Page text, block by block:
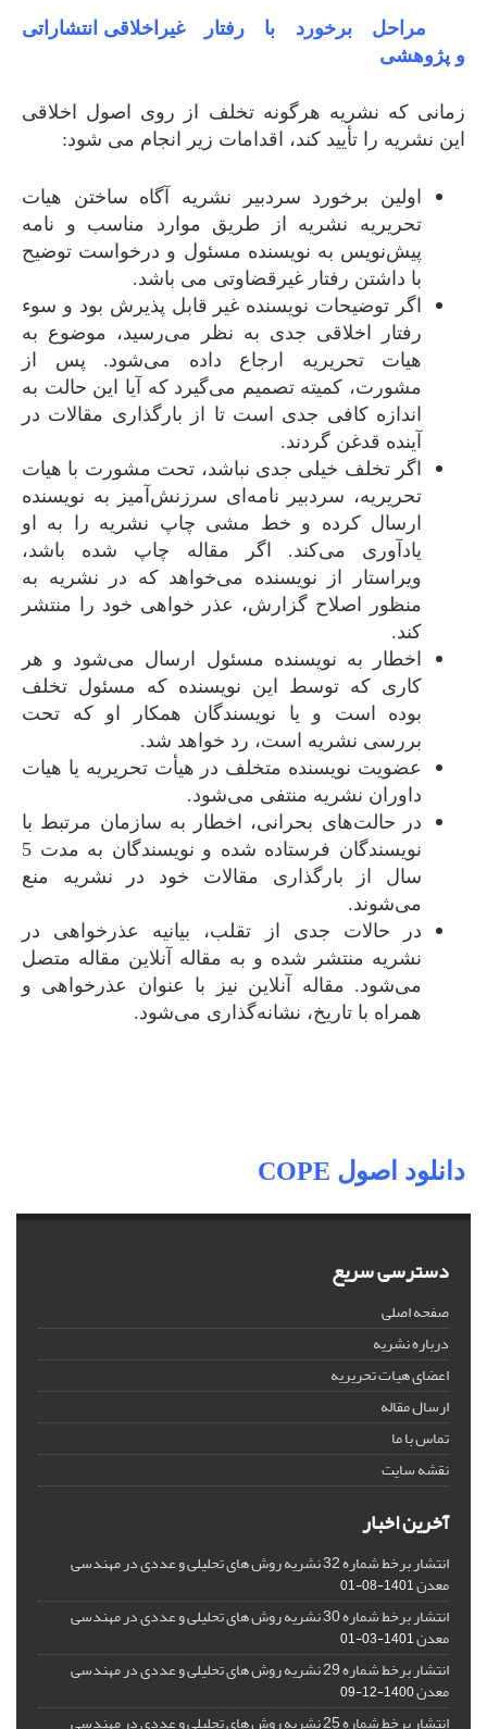
مراحل برخورد با رفتار غیراخلاقی انتشاراتی
و پژوهشی
زمانی که نشریه هرگونه تخلف از روی اصول اخلاقی
این نشریه را تأیید کند، اقدامات زیر انجام می شود:
اولین برخورد سردبیر نشریه آگاه ساختن هیات
تحریریه نشریه از طریق موارد مناسب و نامه
پیش‌نویس به نویسنده مسئول و درخواست توضیح
با داشتن رفتار غیر‌قضاوتی می باشد.
اگر توضیحات نویسنده غیر قابل پذیرش بود و سوء
رفتار اخلاقی جدی به نظر می‌رسید‌، موضوع به
هیات تحریریه ارجاع داده می‌شود. پس از
مشورت‌، کمیته تصمیم می‌گیرد که آیا این حالت به
اندازه کافی جدی است تا از بارگذاری مقالات در
آینده قدغن گردند.
اگر تخلف خیلی جدی نباشد‌، تحت مشورت با هیات
تحریریه، سردبیر نامه‌ای سرزنش‌آمیز به نویسنده
ارسال کرده و خط مشی چاپ نشریه را به او
یادآوری می‌کند. اگر مقاله چاپ شده باشد‌،
ویراستار از نویسنده می‌خواهد که در نشریه به
منظور اصلاح گزارش‌، عذر خواهی خود را منتشر
کند.
اخطار به نویسنده مسئول ارسال می‌شود و هر
کاری که توسط این نویسنده که مسئول تخلف
بوده است و یا نویسندگان همکار او که تحت
بررسی نشریه است، رد خواهد شد.
عضویت نویسنده متخلف در هیأت تحریریه یا هیات
داوران نشریه منتفی می‌شود.
در حالت‌های بحرانی‌، اخطار به سازمان مرتبط با
نویسندگان فرستاده شده و نویسندگان به مدت 5
سال از بارگذاری مقالات خود در نشریه منع
می‌شوند.
در حالات جدی از تقلب‌، بیانیه عذرخواهی در
نشریه منتشر شده و به مقاله آنلاین مقاله متصل
می‌شود. مقاله آنلاین نیز با عنوان عذرخواهی و
همراه با تاریخ، نشانه‌گذاری می‌شود.
دانلود اصول COPE
دسترسی سریع
صفحه اصلی
درباره نشریه
اعضای هیات تحریریه
ارسال مقاله
تماس با ما
نقشه سایت
آخرین اخبار
انتشار برخط شماره 32 نشریه روش های تحلیلی و عددی در مهندسی
معدن1401-08-01
انتشار برخط شماره 30 نشریه روش های تحلیلی و عددی در مهندسی
معدن1401-03-01
انتشار برخط شماره 29 نشریه روش های تحلیلی و عددی در مهندسی
معدن1400-12-09